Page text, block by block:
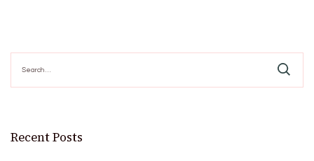
for:
Recent Posts